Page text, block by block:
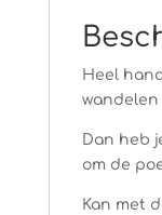
Heel
wandelen
Dan heb
om de
Kan met